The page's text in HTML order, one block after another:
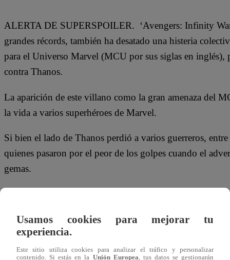
ALERTA DE SUPERSPOILER. ‘Avengers: Infinity
grandes récords, también ha desatado una histeria
para el Universo Marvel (MCU por sus siglas en inglés),
contra Thanos.
La aparición de este villano como la gran amenaza del
la vida a varios superhéroes de Marvel.
Si bien el lado de Thanos perdió a varios guerreros,
quienes pasaron por el peor de los golpes cuando el
gemas.
A continuación, la lista completa de los personajes que
Usamos cookies para mejorar tu
experiencia.
Este sitio utiliza cookies para analizar el tráfico y personalizar
contenido. Si estás en la Unión Europea , tus datos se gestionarán